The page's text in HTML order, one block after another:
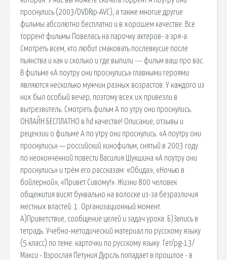
проснулись (2003/DVDRip-AVC), а также многие другие
фильмы абсолютно бесплатно и в хорошем качестве. Все
торрент фильмы Повелась на парочку актеров- а зря-а.
Смотреть всем, кто любит смаковать послевкусие после
пьянства и как и сколько и где выпили --- фильм ваш про вас.
В фильме «А поутру они проснулись» главными героями
являются несколько мужчин разных возрастов. У каждого из
них был особый вечер, поэтому всех их привезли в
вытрезвитель. Смотреть фильм А по утру они проснулись.
ОНЛАЙН БЕСПЛАТНО в hd качестве! Описание, отзывы и
рецензии о фильме А по утру они проснулись. «А поутру они
проснулись» — российский кинофильм, снятый в 2003 году
по неоконченной повести Василия Шукшина «А поутру они
проснулись» и трём его рассказам: «Обида», «Ночью в
бойлерной», «Привет Сивому!». Жизни 800 человек
общежития висят буквально на волоске из-за безразличия
местных властей. 1. Организационный момент.
А)Приветствие, сообщение целей и задач урока. Б)Запись в
тетрадь. Учебно-методический материал по русскому языку
(5 класс) по теме: карточки по русскому языку. Гет/pg-13/
Макси - Взрослая Петуния Дурсль попадает в прошлое - в